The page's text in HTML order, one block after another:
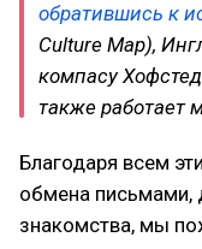
обратившись к
Culture Map),
компасу
также работает
Благодаря всем
обмена письмами,
знакомства, мы